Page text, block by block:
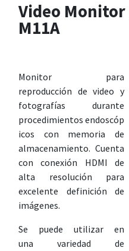
Video Monitor
M11A
Monitor para
reproducción de video y
fotografías durante
procedimientos endoscóp
icos con memoria de
almacenamiento. Cuenta
con conexión HDMI de
alta resolución para
excelente definición de
imágenes.
Se puede utilizar en
una variedad de